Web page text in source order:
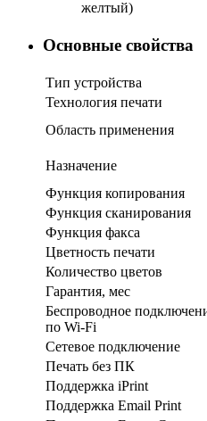
желтый)
Основные свойства
Тип устройства
Теxнология печати
Область применения
Назначение
Функция копирования
Функция сканирования
Функция факса
Цветность печати
Количество цветов
Гарантия, мес
Беспроводное
по Wi-Fi
Сетевое подключение
Печать без ПК
Поддержка iPrint
Поддержка Email Print